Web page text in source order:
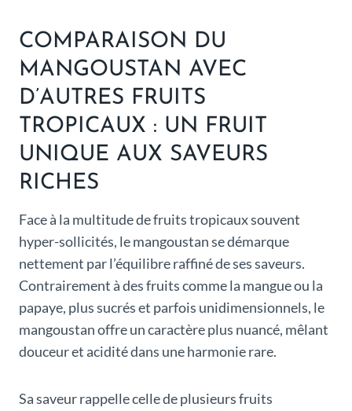
COMPARAISON DU
MANGOUSTAN AVEC
D’AUTRES FRUITS
TROPICAUX : UN FRUIT
UNIQUE AUX SAVEURS
RICHES
Face à la multitude de fruits tropicaux souvent
hyper-sollicités, le mangoustan se démarque
nettement par l’équilibre raffiné de ses saveurs.
Contrairement à des fruits comme la mangue ou la
papaye, plus sucrés et parfois unidimensionnels, le
mangoustan offre un caractère plus nuancé, mêlant
douceur et acidité dans une harmonie rare.
Sa saveur rappelle celle de plusieurs fruits